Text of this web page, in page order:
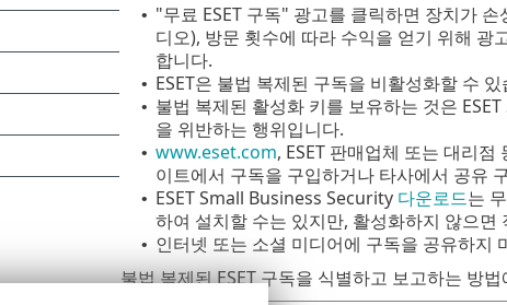
• "무료 ESET 구독" 광고를 클릭하면 장치가
디오), 방문 횟수에 따라 수익을 얻기 위해
합니다.
• ESET은 불법 복제된 구독을 비활성화할 수 있
• 불법 복제된 활성화 키를 보유하는 것은
을 위반하는 행위입니다.
• www.eset.com, ESET 판매업체 또는 대리
이트에서 구독을 구입하거나 타사에서 공유
• ESET Small Business Security 다운로드는
하여 설치할 수는 있지만, 활성화하지 않으면
• 인터넷 또는 소셜 미디어에 구독을 공유하지
불법 복제된 ESET 구독을 식별하고 보고하는 방